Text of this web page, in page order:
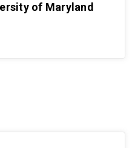
of Maryland